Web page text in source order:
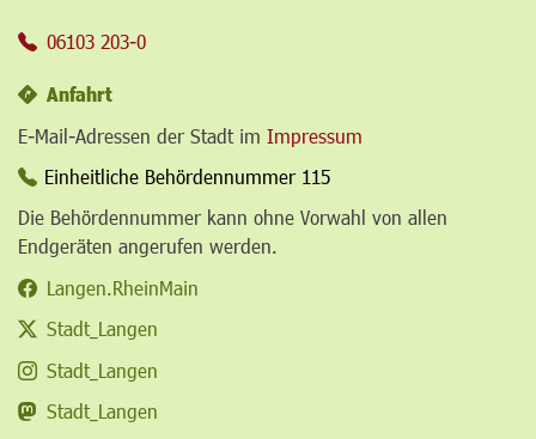
06103 203-0
Anfahrt
E-Mail-Adressen der Stadt im Impressum
Einheitliche Behördennummer 115
Die Behördennummer kann ohne Vorwahl von allen
Endgeräten angerufen werden.
Langen.RheinMain
Stadt_Langen
Stadt_Langen
Stadt_Langen